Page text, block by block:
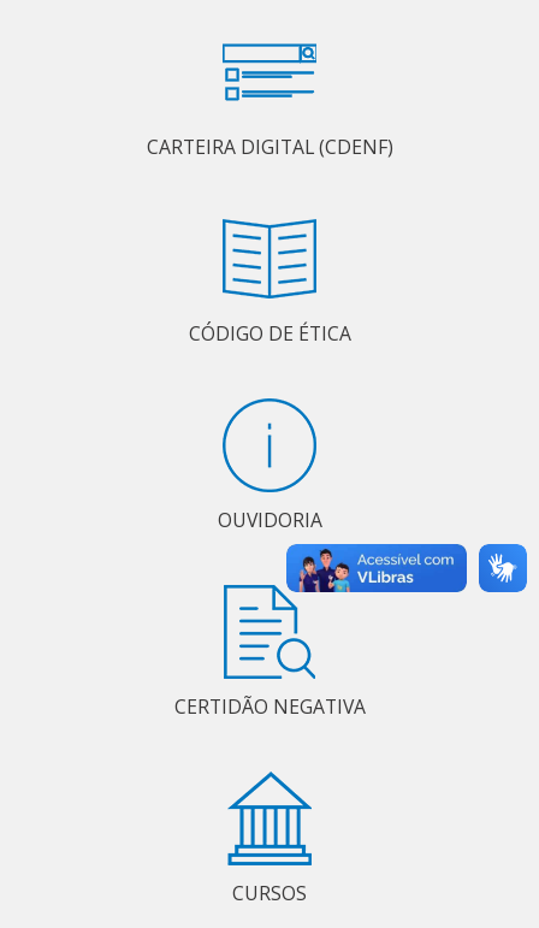
CARTEIRA DIGITAL (CDENF)
CÓDIGO DE ÉTICA
OUVIDORIA
CERTIDÃO NEGATIVA
CURSOS